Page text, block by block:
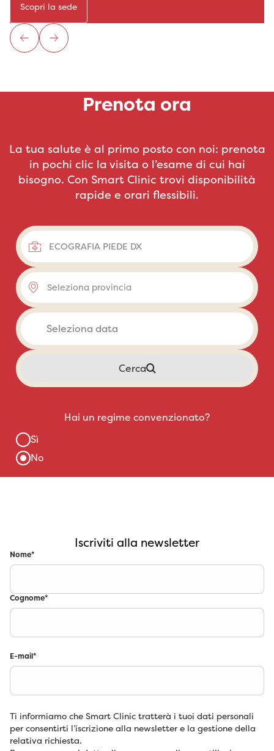
Scopri la sede
Iscriviti alla newsletter
Nome*
Cognome*
E-mail*
Ti informiamo che Smart Clinic tratterà i tuoi dati personali
per consentirti l’iscrizione alla newsletter e la gestione della
relativa richiesta.